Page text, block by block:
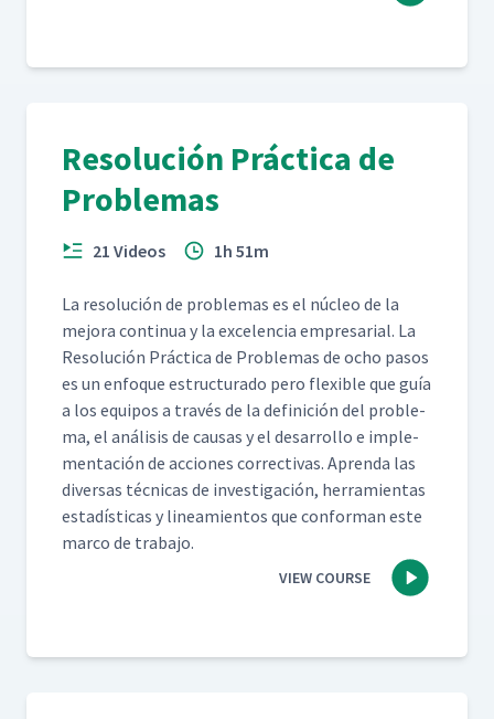
Resolución Práctica de
Problemas
21 Videos 1h 51m
La res­olu­ción de prob­le­mas es el núcleo de la
mejo­ra con­tin­ua y la exce­len­cia empre­sar­i­al. La
Res­olu­ción Prác­ti­ca de Prob­le­mas de ocho pasos
es un enfoque estruc­tura­do pero flex­i­ble que guía
a los equipos a través de la defini­ción del prob­le­
ma, el análi­sis de causas y el desar­rol­lo e imple­
mentación de acciones cor­rec­ti­vas. Apren­da las
diver­sas téc­ni­cas de inves­ti­gación, her­ramien­tas
estadís­ti­cas y lin­eamien­tos que con­for­man este
mar­co de trabajo.
VIEW COURSE